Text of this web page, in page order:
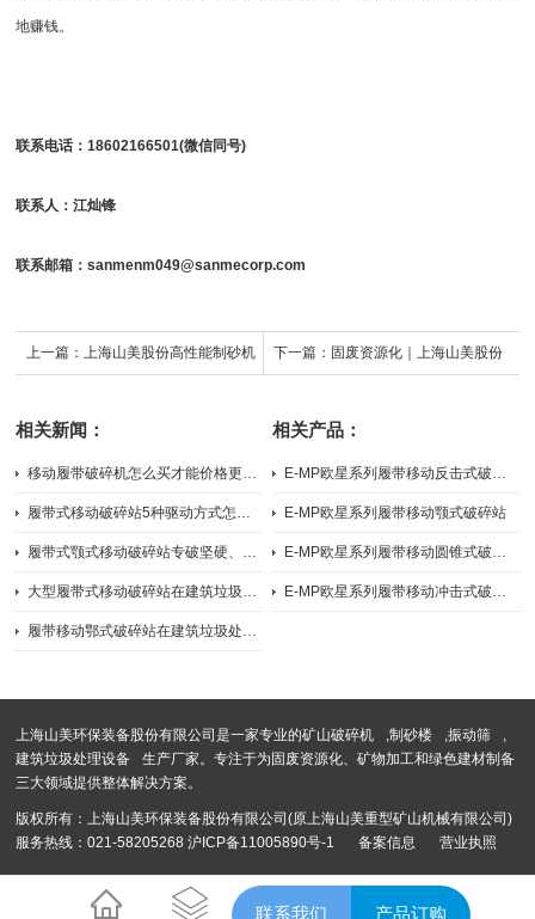
地赚钱。
联系电话：18602166501(微信同号)
联系人：江灿锋
联系邮箱：sanmenm049@sanmecorp.com
上一篇： 上海山美股份高性能制砂机
机制砂项目
下一篇： 固废资源化｜上海山美股份
修垃圾联合处理项目
相关新闻：
2023-06-07
2023-05-24
2024-08-21
2022-09-05
相关产品：
2024-09-05
E-MP欧星系列履带移动颚式破碎站
2026-04-07
2024-09-05
上海山美环保装备股份有限公司是一家专业的矿山破碎机 ,制砂楼 ,振动筛
建筑垃圾处理设备
生产厂家。专注于为固废资源化、矿物加工和绿色建材制备
三大领域提供整体解决方案。
版权所有：上海山美环保装备股份有限公司(原上海山美重型矿山机械有限公司)
服务热线：021-58205268沪ICP备11005890号-1 备案信息 营业执照
沪公网安备 31012002004476号
联系我们 产品订购